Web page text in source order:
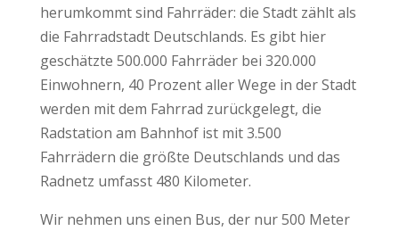
herumkommt sind Fahrräder: die Stadt zählt als
die Fahrradstadt Deutschlands. Es gibt hier
geschätzte 500.000 Fahrräder bei 320.000
Einwohnern, 40 Prozent aller Wege in der Stadt
werden mit dem Fahrrad zurückgelegt, die
Radstation am Bahnhof ist mit 3.500
Fahrrädern die größte Deutschlands und das
Radnetz umfasst 480 Kilometer.
Wir nehmen uns einen Bus, der nur 500 Meter